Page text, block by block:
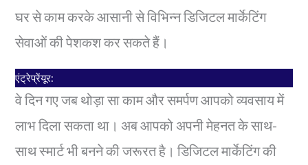
घर से काम करके आसानी से विभिन्न डिजिटल मार्केटिंग
सेवाओं की पेशकश कर सकते हैं।
एंट्रेप्रेंयूर:
वे दिन गए जब थोड़ा सा काम और समर्पण आपको व्यवसाय में
लाभ दिला सकता था। अब आपको अपनी मेहनत के साथ-
साथ स्मार्ट भी बनने की जरूरत है। डिजिटल मार्केटिंग की